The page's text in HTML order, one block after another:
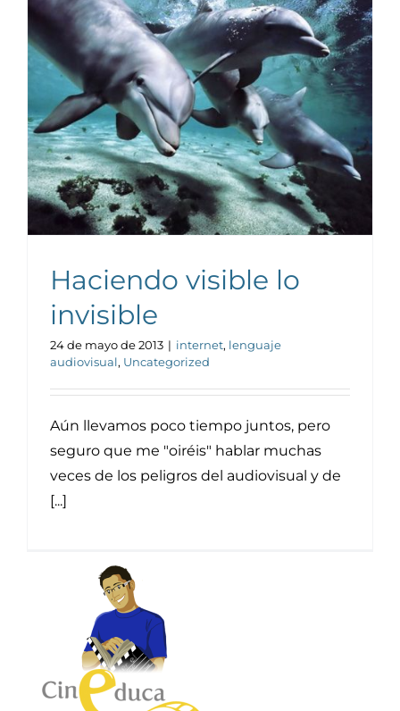
Noticias y publicaciones
Haciendo visible lo
invisible
24 de mayo de 2013 | internet, lenguaje
audiovisual, Uncategorized
Aún llevamos poco tiempo juntos, pero
seguro que me "oiréis" hablar muchas
veces de los peligros del audiovisual y de
[...]